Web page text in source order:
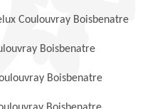
Coulouvray Boisbenatre
Boisbenatre
Boisbenatre